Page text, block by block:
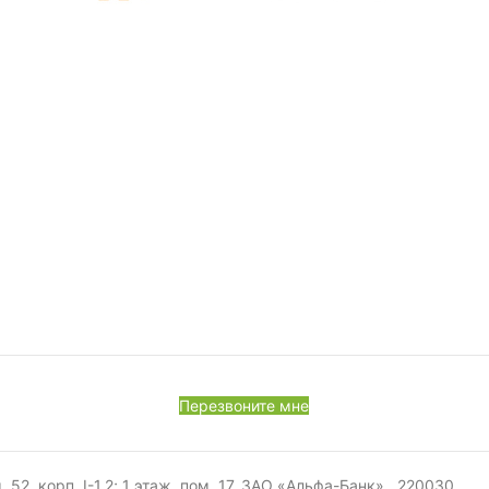
Перезвоните мне
корп. I-1,2; 1 этаж, пом. 17. ЗАО «Альфа-Банк», 220030,